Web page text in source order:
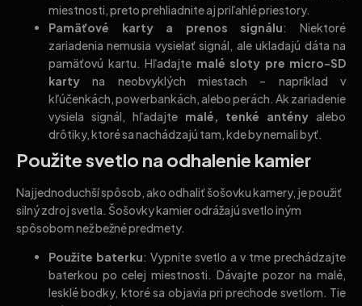
miestnosti, preto prehliadnite aj priľahlé priestory.
Pamäťové karty a prenos signálu: Niektoré
zariadenia nemusia vysielať signál, ale ukladajú dáta na
pamäťovú kartu. Hľadajte malé sloty pre micro-SD
karty na neobvyklých miestach – napríklad v
kľúčenkách, powerbankách, alebo perách. Ak zariadenie
vysiela signál, hľadajte malé, tenké antény alebo
drôtiky, ktoré sa nachádzajú tam, kde by nemali byť.
Použite svetlo na odhalenie kamier
Najjednoduchší spôsob, ako odhaliť šošovku kamery, je použiť
silný zdroj svetla. Šošovky kamier odrážajú svetlo iným
spôsobom než bežné predmety.
Použite baterku: Vypnite svetlo a v tme prechádzajte
baterkou po celej miestnosti. Dávajte pozor na malé,
lesklé bodky, ktoré sa objavia pri prechode svetlom. Tie